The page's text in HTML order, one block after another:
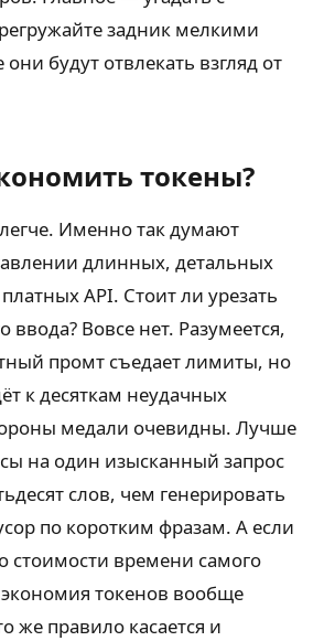
задник мелкими
будут отвлекать взгляд от
токены?
Именно так думают
длинных, детальных
API. Стоит ли урезать
ввода? Вовсе нет. Разумеется,
промт съедает лимиты, но
к десяткам неудачных
медали очевидны. Лучше
на один изысканный запрос
слов, чем генерировать
по коротким фразам. А если
стоимости времени самого
экономия токенов вообще
же правило касается и